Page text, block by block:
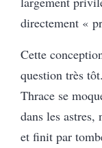
directement «
Cette
question très
Thrace se
dans les
et finit par